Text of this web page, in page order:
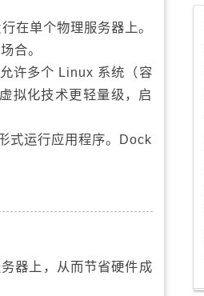
在单个物理服务器上。
合。
许多个 Linux 系统（容
拟化技术更轻量级，启
式运行应用程序。Dock
器上，从而节省硬件成